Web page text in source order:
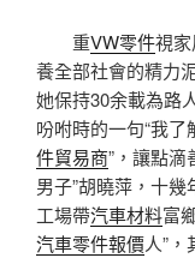
重VW零件視
養全部社會的精力
她保持30余載為路
吩咐時的一句“我了
件貿易商”，讓點滴
男子”胡曉萍，十
工場帶汽車材料富
汽車零件報價人”